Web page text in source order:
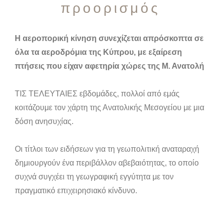
προορισμός
Η αεροπορική κίνηση συνεχίζεται απρόσκοπτα σε
όλα τα αεροδρόμια της Κύπρου, με εξαίρεση
πτήσεις που είχαν αφετηρία χώρες της Μ. Ανατολή
ΤΙΣ ΤΕΛΕΥΤΑΙΕΣ εβδομάδες, πολλοί από εμάς
κοιτάζουμε τον χάρτη της Ανατολικής Μεσογείου με μια
δόση ανησυχίας.
Οι τίτλοι των ειδήσεων για τη γεωπολιτική αναταραχή
δημιουργούν ένα περιβάλλον αβεβαιότητας, το οποίο
συχνά συγχέει τη γεωγραφική εγγύτητα με τον
πραγματικό επιχειρησιακό κίνδυνο.